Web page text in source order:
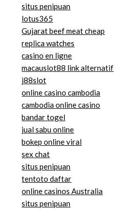
situs penipuan
lotus365
Gujarat beef meat cheap
replica watches
casino en ligne
macauslot88 link alternatif
j88slot
online casino cambodia
cambodia online casino
bandar togel
jual sabu online
bokep online viral
sex chat
situs penipuan
tentoto daftar
online casinos Australia
situs penipuan